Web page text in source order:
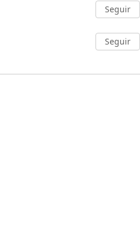
Seguir
Seguir